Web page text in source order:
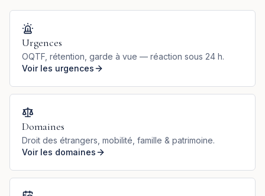
Urgences
OQTF, rétention, garde à vue — réaction sous 24 h.
Voir les urgences
Domaines
Droit des étrangers, mobilité, famille & patrimoine.
Voir les domaines